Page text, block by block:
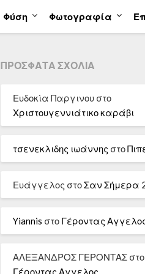
Φύση Φωτογραφία
ΠΡΌΣΦΑΤΑ ΣΧΌΛΙΑ
Ευδοκία Παργινουστο
Χριστουγεννιάτικο καράβι
τσενεκλιδης ιωάννης στο
Ευάγγελος στοΣαν Σήμερα 2
Yiannis στο Γέροντας
ΑΛΕΞΑΝΔΡΟΣ ΓΕΡΟΝΤΑΣστο
Γέροντας Αγγελος